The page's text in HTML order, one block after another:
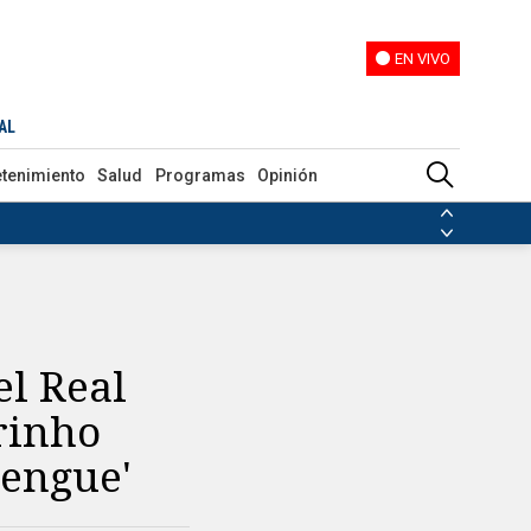
EN VIVO
Salud Programas Opinión
'merengue'
Real